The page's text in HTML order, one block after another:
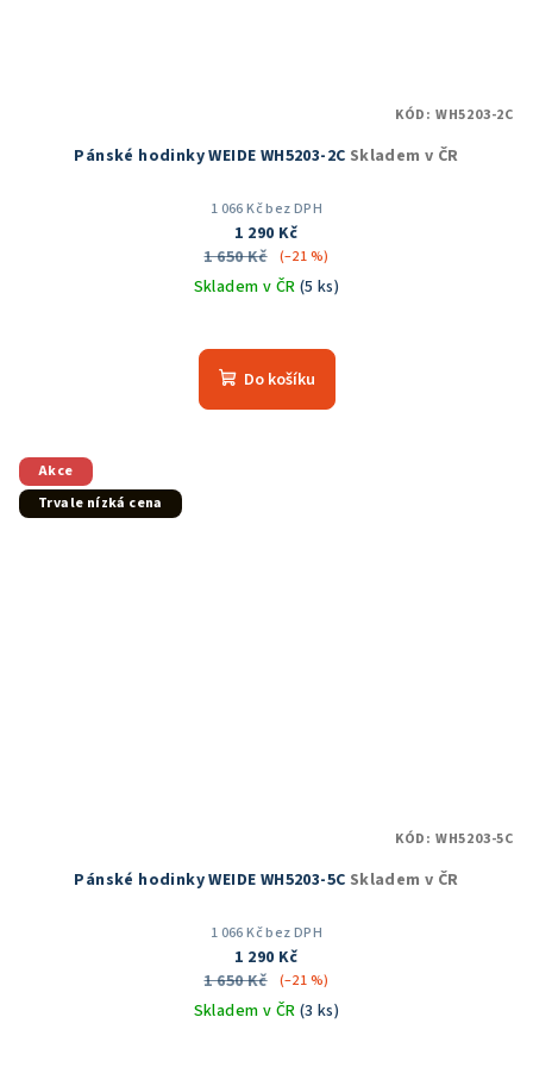
Pánské hodinky WEIDE WH5203-2C Skladem v ČR
1 066 Kč bez DPH
1 290 Kč
1 650 Kč
(–21 %)
Skladem v ČR (5 ks)
hodnocení
produktu
Do košíku
KÓD: WH5203-2C
Akce
Trvale nízká cena
Pánské hodinky WEIDE WH5203-5C Skladem v ČR
1 066 Kč bez DPH
1 290 Kč
1 650 Kč
(–21 %)
Skladem v ČR (3 ks)
KÓD: WH5203-5C